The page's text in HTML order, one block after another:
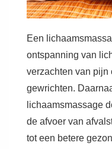
Een
ontspanning van
verzachten van pijn
gewrichten.
lichaamsmassage
de afvoer van
tot een betere